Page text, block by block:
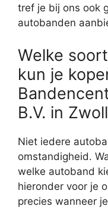
tref je bij ons ook
autobanden
Welke
kun je
B.V. in
Niet iedere
omstandigheid.
welke autoband
hieronder voor je
precies wanneer